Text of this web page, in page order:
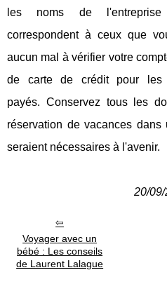
les noms de
correspondent à ceux que
aucun mal à vérifier votre
de carte de crédit pour les
payés. Conservez tous les
réservation de vacances
seraient nécessaires à l'avenir.
20/
Voyager avec un
bébé : Les conseils
de Laurent Lalague